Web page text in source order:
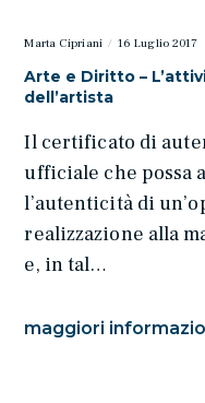
Marta Cipriani 16 Luglio 2017
Arte e Diritto –
dell’artista
Il certificato di
ufficiale che possa
l’autenticità di
realizzazione alla
e, in tal…
maggiori